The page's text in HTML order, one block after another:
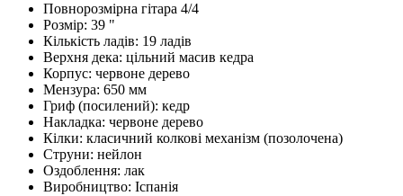
Повнорозмірна гітара 4/4
Розмір: 39 "
Кількість ладів: 19 ладів
Верхня дека: цільний масив кедра
Корпус: червоне дерево
Мензура: 650 мм
Гриф (посилений): кедр
Накладка: червоне дерево
Кілки: класичний колкові механізм (позолочена)
Струни: нейлон
Оздоблення: лак
Виробництво: Іспанія